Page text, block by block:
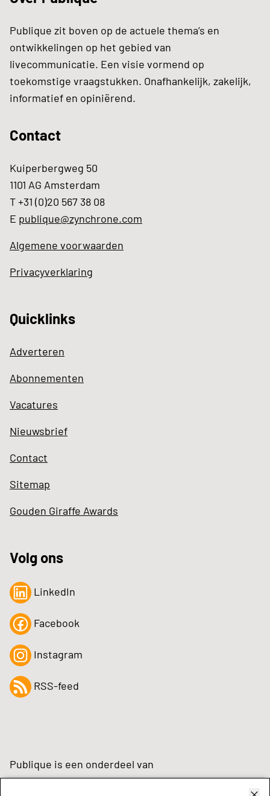
Publique zit boven op de actuele thema’s en
ontwikkelingen op het gebied van
livecommunicatie. Een visie vormend op
toekomstige vraagstukken. Onafhankelijk, zakelijk,
informatief en opiniërend.
Contact
Kuiperbergweg 50
1101 AG Amsterdam
T +31 (0)20 567 38 08
E publique@zynchrone.com
Algemene voorwaarden
Privacyverklaring
Quicklinks
Adverteren
Abonnementen
Vacatures
Nieuwsbrief
Contact
Sitemap
Gouden Giraffe Awards
Volg ons
LinkedIn
Facebook
Instagram
RSS-feed
Publique is een onderdeel van